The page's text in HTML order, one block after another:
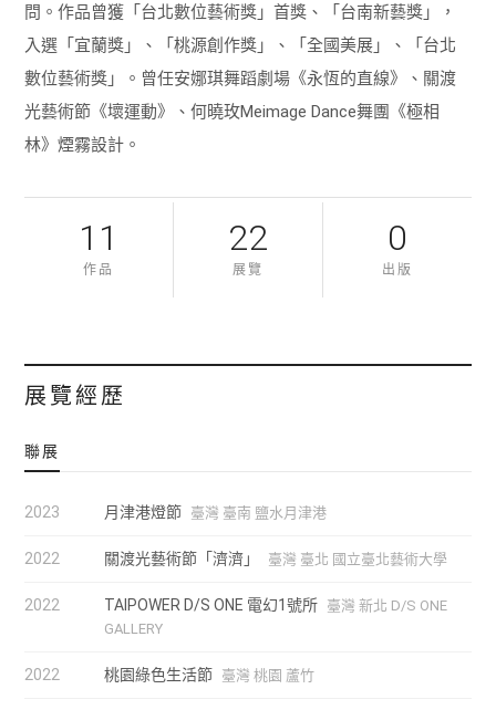
問。作品曾獲「台北數位藝術獎」首獎、「台南新藝獎」，
入選「宜蘭獎」、「桃源創作獎」、「全國美展」、「台北
數位藝術獎」。曾任安娜琪舞蹈劇場《永恆的直線》、關渡
光藝術節《壞運動》、何曉玫Meimage Dance舞團《極相
林》煙霧設計。
11
作品
22
展覽
0
出版
展覽經歷
聯展
2023 月津港燈節 臺灣 臺南 鹽水月津港
2022 關渡光藝術節「濟濟」 臺灣 臺北 國立臺北藝術大學
2022 TAIPOWER D/S ONE 電幻1號所 臺灣 新北 D/S ONE
GALLERY
2022 桃園綠色生活節 臺灣 桃園 蘆竹